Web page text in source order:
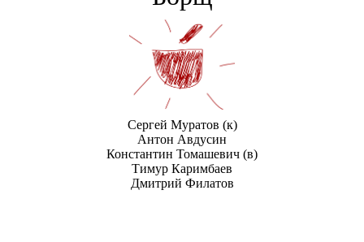
Сергей Муратов (к)
Антон Авдусин
Константин Томашевич (в)
Тимур Каримбаев
Дмитрий Филатов